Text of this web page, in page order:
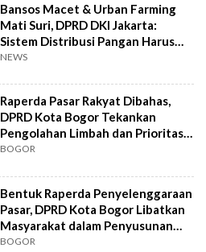
Bansos Macet & Urban Farming
Mati Suri, DPRD DKI Jakarta:
Sistem Distribusi Pangan Harus
Dirombak
NEWS
Raperda Pasar Rakyat Dibahas,
DPRD Kota Bogor Tekankan
Pengolahan Limbah dan Prioritas
Produk Lokal
BOGOR
Bentuk Raperda Penyelenggaraan
Pasar, DPRD Kota Bogor Libatkan
Masyarakat dalam Penyusunan
Aturan
BOGOR